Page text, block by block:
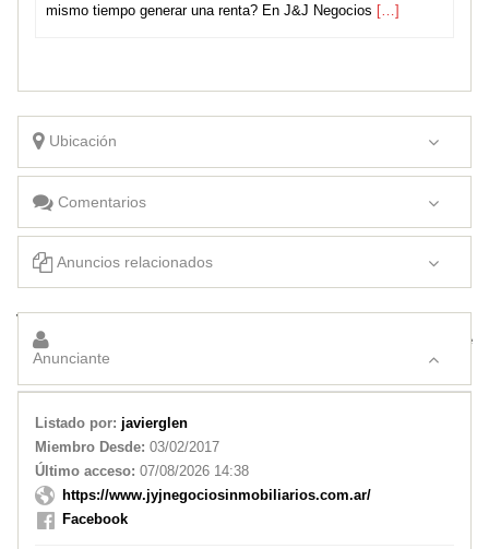
mismo tiempo generar una renta? En J&J Negocios […]
Ubicación
Comentarios
Anuncios relacionados
Vendo casa en Juana Koslay, excelente zona
Vendo casa en Barrio Eusebio Castaño con dpto independiente
Anunciante
Listado por: javierglen
Miembro Desde: 03/02/2017
Último acceso: 07/08/2026 14:38
https://www.jyjnegociosinmobiliarios.com.ar/
Facebook